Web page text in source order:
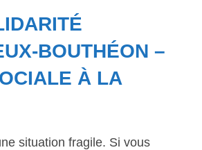
BOUTHÉON –
À LA
situation fragile. Si vous